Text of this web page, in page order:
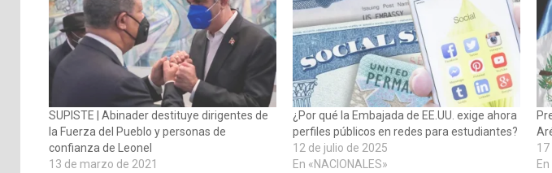
SUPISTE | Abinader destituye dirigentes de
la Fuerza del Pueblo y personas de
confianza de Leonel
13 de marzo de 2021
¿Por qué la Embajada de EE.UU. exige ahora
perfiles públicos en redes para estudiantes?
12 de julio de 2025
En «NACIONALES»